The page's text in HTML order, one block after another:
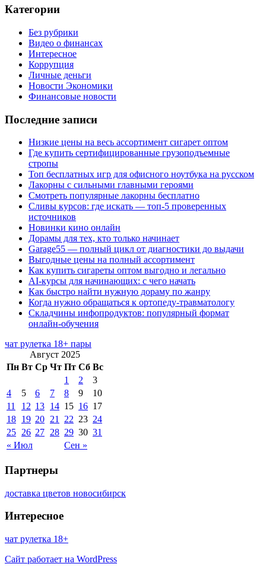
Категории
Без рубрики
Видео о финансах
Интересное
Коррупция
Личные деньги
Новости Экономики
Финансовые новости
Последние записи
Низкие цены на весь ассортимент сигарет оптом
Где купить сертифицированные грузоподъемные
стропы
Топ бесплатных игр для офисного ноутбука на русском
Лакорны с сильными главными героями
Смотреть популярные лакорны бесплатно
Сливы курсов: где искать — топ-5 проверенных
источников
Новинки кино онлайн
Дорамы для тех, кто только начинает
Garage55 — полный цикл от диагностики до выдачи
Выгодные цены на полный ассортимент
Как купить сигареты оптом выгодно и легально
AI-курсы для начинающих: с чего начать
Как быстро найти нужную дораму по жанру
Когда нужно обращаться к ортопеду-травматологу
Складчины инфопродуктов: популярный формат
онлайн-обучения
чат рулетка 18+ пары
Август 2025
Пн Вт Ср Чт Пт Сб Вс
« Июл Сен »
1 2
3
4
5 6 7 8 9
10
11
12 13 14 15 16 17
18 19 20 21 22 23 24
25 26 27 28 29 30 31
Партнеры
доставка цветов новосибирск
Интересное
чат рулетка 18+
Сайт работает на WordPress